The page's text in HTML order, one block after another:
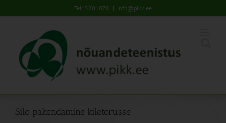
to
Tel: 5201078 | info@pikk.ee
Silo pakendamine kiletorusse